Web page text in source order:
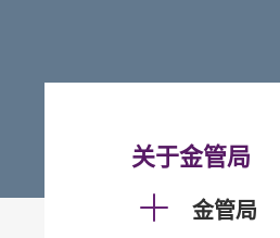
关于金管局
金管局